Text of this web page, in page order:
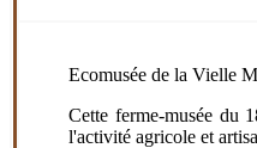
Ecomusée de la Vielle
Cette ferme-musée du
l'activité agricole et